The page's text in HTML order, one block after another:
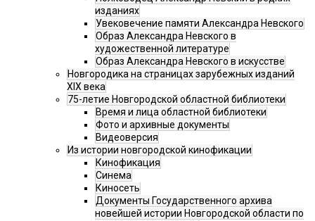
изданиях
Увековечение памяти Александра Невского
Образ Александра Невского в
художественной литературе
Образ Александра Невского в искусстве
Новгородика на страницах зарубежных изданий
XIX века
75-летие Новгородской областной библиотеки
Время и лица областной библиотеки
Фото и архивные документы
Видеоверсия
Из истории новгородской кинофикации
Кинофикация
Синема
Киносеть
Документы Государственного архива
новейшей истории Новгородской области по